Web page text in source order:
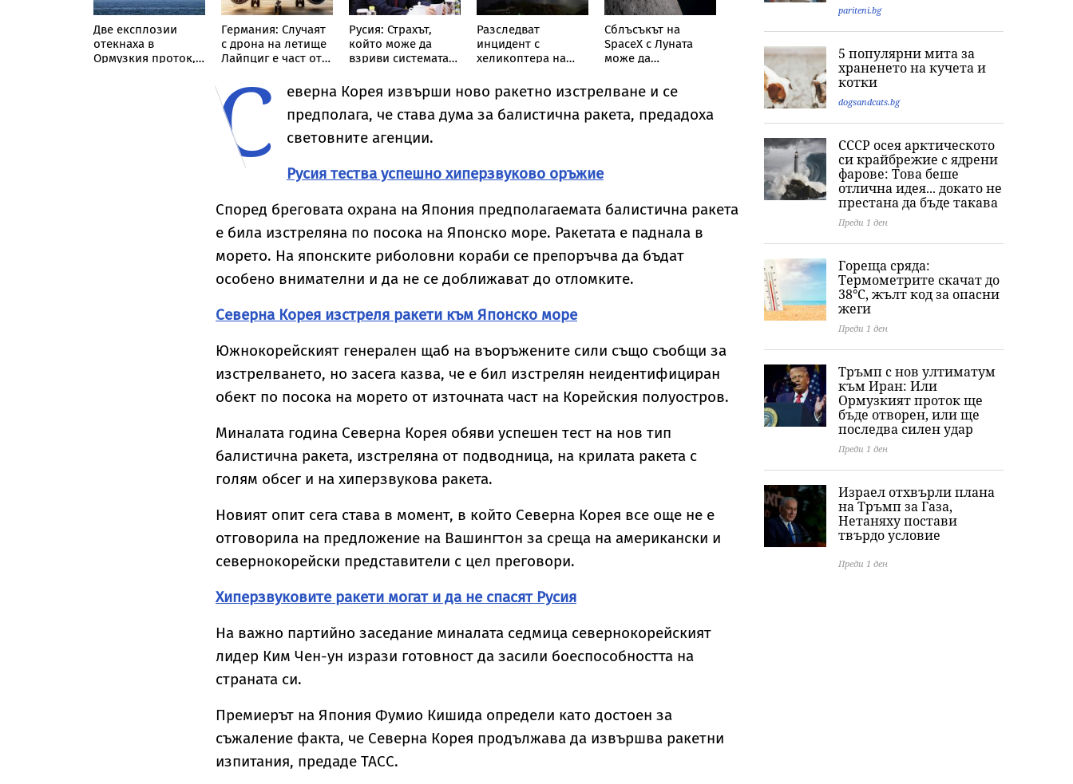
Previous
Две експлозии
отекнаха в
Ормузкия проток,
Германия: Случаят
с дрона на летище
Лайпциг е част от
хибридна атака"
Русия: Страхът,
който може да
взриви системата
Разследват
инцидент с
хеликоптера на
пътнически
самолет
Сблъсъкът на
SpaceX с Луната
може да
лунотресение:
Какво означава
това за
Спряха полетите от
и до летището на
Лайпциг заради
дрон близо до
украински самолет
Въоръжен мъж се
игрището на
Тръмп: Откриха
оръжия и
тревожни записки
Newsweek:
С
еверна Корея извърши ново ракетно изстрелване и се
предполага, че става дума за балистична ракета, предадоха
световните агенции.
Русия тества успешно хиперзвуково оръжие
Според бреговата охрана на Япония предполагаемата балистична ракета
е била изстреляна по посока на Японско море. Ракетата е паднала в
морето. На японските риболовни кораби се препоръчва да бъдат
особено внимателни и да не се доближават до отломките.
Северна Корея изстреля ракети към Японско море
Южнокорейският генерален щаб на въоръжените сили също съобщи за
изстрелването, но засега казва, че е бил изстрелян неидентифициран
обект по посока на морето от източната част на Корейския полуостров.
Миналата година Северна Корея обяви успешен тест на нов тип
балистична ракета, изстреляна от подводница, на крилата ракета с
голям обсег и на хиперзвукова ракета.
Новият опит сега става в момент, в който Северна Корея все още не е
отговорила на предложение на Вашингтон за среща на американски и
севернокорейски представители с цел преговори.
Хиперзвуковите ракети могат и да не спасят Русия
На важно партийно заседание миналата седмица севернокорейският
лидер Ким Чен-ун изрази готовност да засили боеспособността на
страната си.
Премиерът на Япония Фумио Кишида определи като достоен за
съжаление факта, че Северна Корея продължава да извършва ракетни
изпитания, предаде ТАСС.
pariteni.bg
5 популярни мита за
храненето на кучета и
котки
dogsandcats.bg
СССР осея арктическото
си крайбрежие с ядрени
фарове: Това беше
отлична идея... докато не
престана да бъде такава
Преди 1 ден
Гореща сряда:
Термометрите скачат до
38°C, жълт код за опасни
жеги
Преди 1 ден
Тръмп с нов ултиматум
към Иран: Или
Ормузкият проток ще
бъде отворен, или ще
последва силен удар
Преди 1 ден
Израел отхвърли плана
на Тръмп за Газа,
Нетаняху постави
твърдо условие
Преди 1 ден